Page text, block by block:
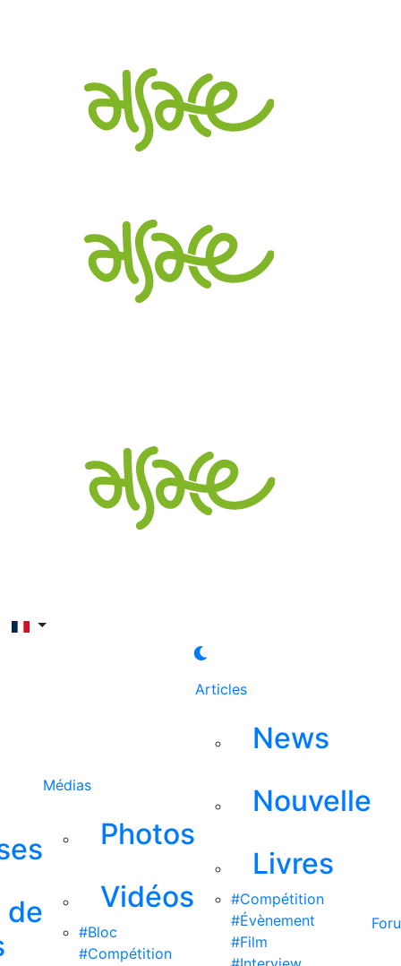
de
Médias
Photos
Vidéos
#Bloc
#Compétition
Articles
News
Nouvelle
Livres
#Compétition
#Évènement
#Film